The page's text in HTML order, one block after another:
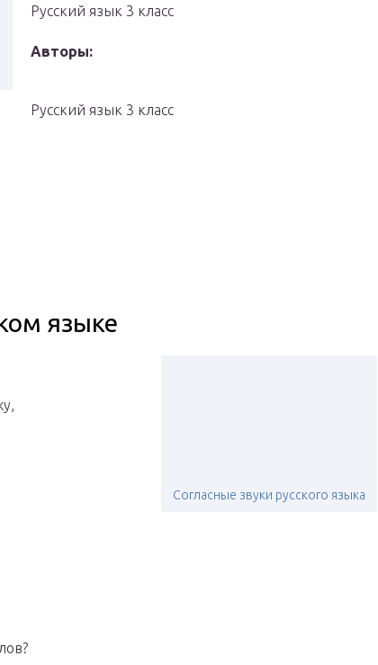
Русский язык 3 класс
Авторы:
Русский язык 3 класс
языке
Согласные звуки русского языка